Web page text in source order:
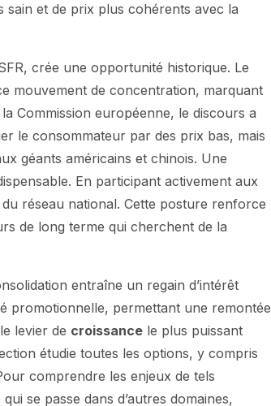
sain et de prix plus cohérents avec la
crée une opportunité historique. Le
mouvement de concentration, marquant
Commission européenne, le discours a
le consommateur par des prix bas, mais
géants américains et chinois. Une
En participant activement aux
réseau national. Cette posture renforce
de long terme qui cherchent de la
entraîne un regain d’intérêt
promotionnelle, permettant une remontée
levier de croissance le plus puissant
étudie toutes les options, y compris
comprendre les enjeux de tels
se passe dans d’autres domaines,